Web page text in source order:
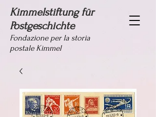
Kimmelstiftung für
Postgeschichte
Fondazione per la storia
postale Kimmel